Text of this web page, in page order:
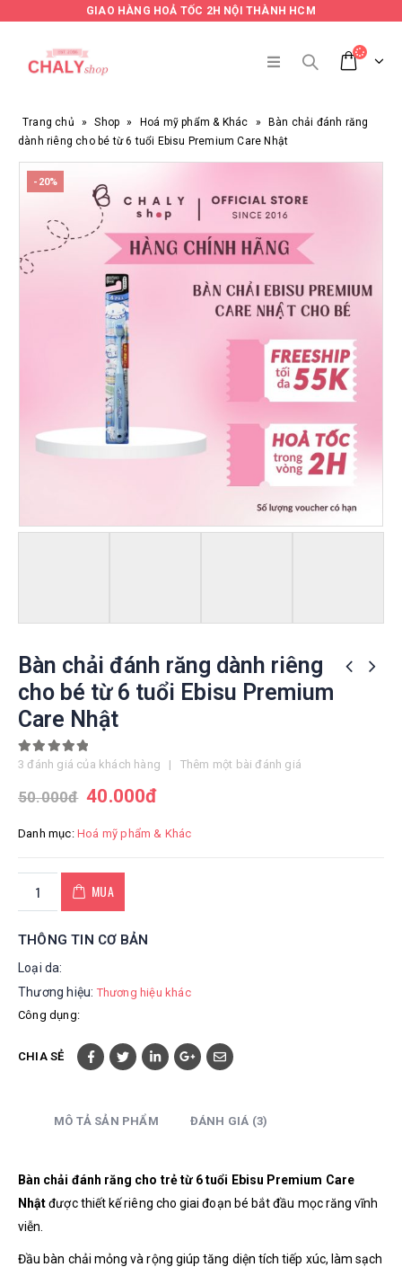
GIAO HÀNG HOẢ TỐC 2H NỘI THÀNH HCM
Trang chủ » Shop » Hoá mỹ phẩm & Khác »
Bàn chải đánh răng
dành riêng cho bé từ 6 tuổi Ebisu Premium Care Nhật
-20%
Bàn chải đánh răng dành riêng
cho bé từ 6 tuổi Ebisu Premium
Care Nhật
5.00out of 5
3 đánh giá của khách hàng | Thêm một bài đánh giá
50.000đ 40.000đ
Danh mục: Hoá mỹ phẩm & Khác
MUA
THÔNG TIN CƠ BẢN
Loại da:
Thương hiệu: Thương hiệu khác
Công dụng:
CHIA SẺ
MÔ TẢ SẢN PHẨM ĐÁNH GIÁ (3)
Bàn chải đánh răng cho trẻ từ 6 tuổi Ebisu Premium Care
Nhậtđược thiết kế riêng cho giai đoạn bé bắt đầu mọc răng vĩnh
viễn.
Đầu bàn chải mỏng và rộng giúp tăng diện tích tiếp xúc, làm sạch